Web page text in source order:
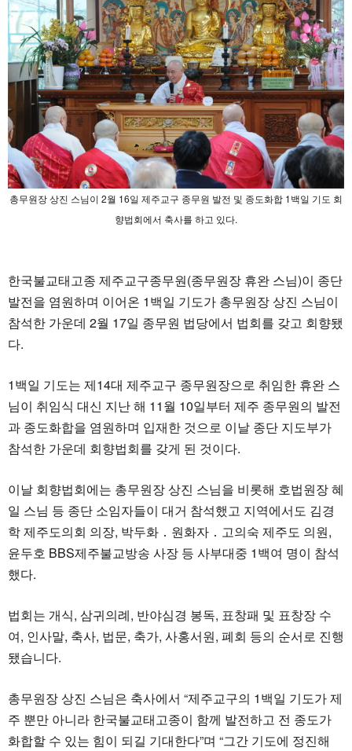
총무원장 상진 스님이 2월 16일 제주교구 종무원 발전 및 종도화합 1백일 기도 회
향법회에서 축사를 하고 있다.
한국불교태고종 제주교구종무원(종무원장 휴완 스님)이 종단
발전을 염원하며 이어온 1백일 기도가 총무원장 상진 스님이
참석한 가운데 2월 17일 종무원 법당에서 법회를 갖고 회향됐
다.
1백일 기도는 제14대 제주교구 종무원장으로 취임한 휴완 스
님이 취임식 대신 지난 해 11월 10일부터 제주 종무원의 발전
과 종도화합을 염원하며 입재한 것으로 이날 종단 지도부가
참석한 가운데 회향법회를 갖게 된 것이다.
이날 회향법회에는 총무원장 상진 스님을 비롯해 호법원장 혜
일 스님 등 종단 소임자들이 대거 참석했고 지역에서도 김경
학 제주도의회 의장, 박두화 ․ 원화자 ․ 고의숙 제주도 의원,
윤두호 BBS제주불교방송 사장 등 사부대중 1백여 명이 참석
했다.
법회는 개식, 삼귀의례, 반야심경 봉독, 표창패 및 표창장 수
여, 인사말, 축사, 법문, 축가, 사홍서원, 폐회 등의 순서로 진행
됐습니다.
총무원장 상진 스님은 축사에서 “제주교구의 1백일 기도가 제
주 뿐만 아니라 한국불교태고종이 함께 발전하고 전 종도가
화합할 수 있는 힘이 되길 기대한다”며 “그간 기도에 정진해